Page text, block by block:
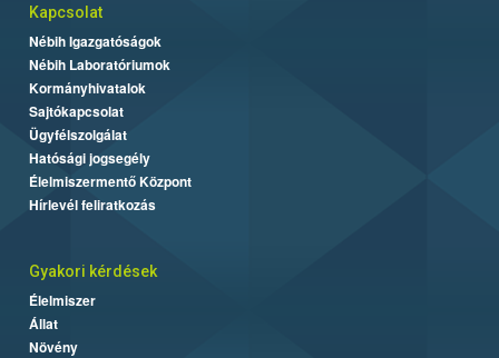
Kapcsolat
Nébih Igazgatóságok
Nébih Laboratóriumok
Kormányhivatalok
Sajtókapcsolat
Ügyfélszolgálat
Hatósági jogsegély
Élelmiszermentő Központ
Hírlevél feliratkozás
Gyakori kérdések
Élelmiszer
Állat
Növény